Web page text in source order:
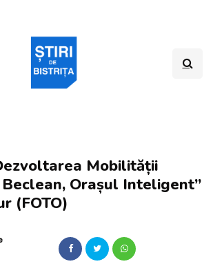
Mobilității
Orașul Inteligent”
(FOTO)